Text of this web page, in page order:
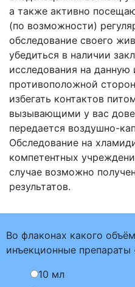
а также активно
(по возможности)
обследование своего
убедиться в наличии
исследования на
противоположной
избегать контактов
вызывающими у вас
передается воздушно-
Обследование на
компетентных
случае возможно
результатов.
Во флаконах какого
инъекционные препараты
10 мл